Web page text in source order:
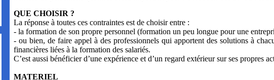
QUE CHOISIR ?
La réponse à toutes ces contraintes est de choisir entre :
- la formation de son propre personnel (formation un peu longue pour une
- ou bien, de faire appel à des professionnels qui apportent des solutions à
financières liées à la formation des salariés.
C’est aussi bénéficier d’une expérience et d’un regard extérieur sur ses propres
MATERIEL